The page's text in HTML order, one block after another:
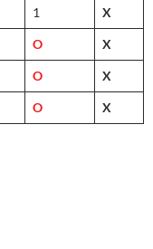
1 X
O X
O X
O X